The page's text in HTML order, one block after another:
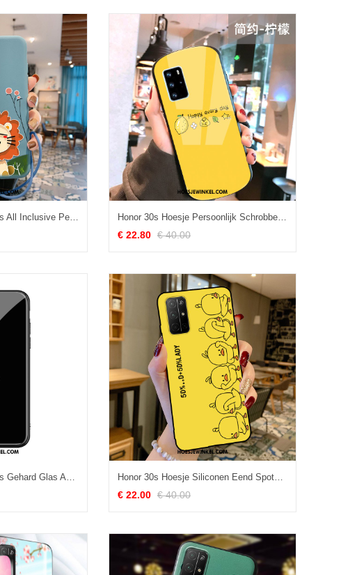
€ 22.80 € 40.00
€ 22.00 € 40.00